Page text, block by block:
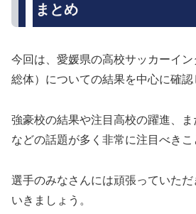
まとめ
今回は、愛媛県の高校サッカーイ
総体）についての結果を中心に確認
強豪校の結果や注目高校の躍進、
などの話題が多く非常に注目べきこ
選手のみなさんには頑張っていた
いきましょう。